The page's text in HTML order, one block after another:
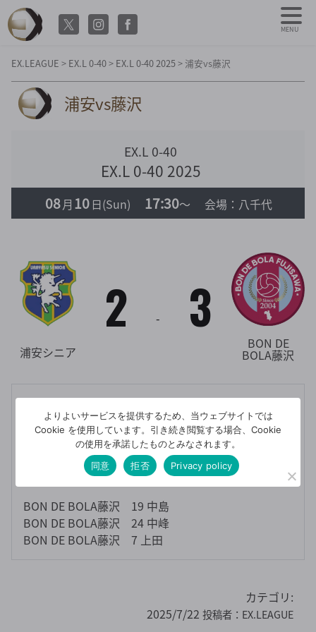
EX.LEAGUE > EX.L 0-40> EX.L 0-40 2025> 浦安vs藤沢
浦安vs藤沢
EX.L 0-40
EX.L 0-40 2025
08月 10 日(Sun) 17:30～ 会場：八千代
浦安シニア
2 - 3
BON DE
BOLA藤沢
【得点者】
浦安シニアフットボールクラブ 97 鈴木
浦安シニアフットボールクラブ 52 菊田
BON DE BOLA藤沢 19 中島
BON DE BOLA藤沢 24 中峰
BON DE BOLA藤沢 7 上田
カテゴリ:
2025/7/22 投稿者： EX.LEAGUE
MENU
よりよいサービスを提供するため、当ウェブサイトでは
Cookie を使用しています。引き続き閲覧する場合、Cookie
の使用を承諾したものとみなされます。
同意
拒否 Privacy policy